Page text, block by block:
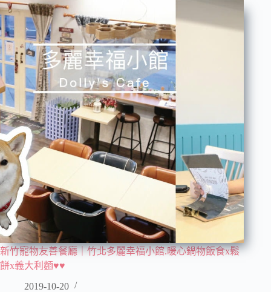
新竹寵物友善餐廳｜竹北多麗幸福小館.暖心鍋物飯食x鬆
餅x義大利麵♥♥
2019-10-20